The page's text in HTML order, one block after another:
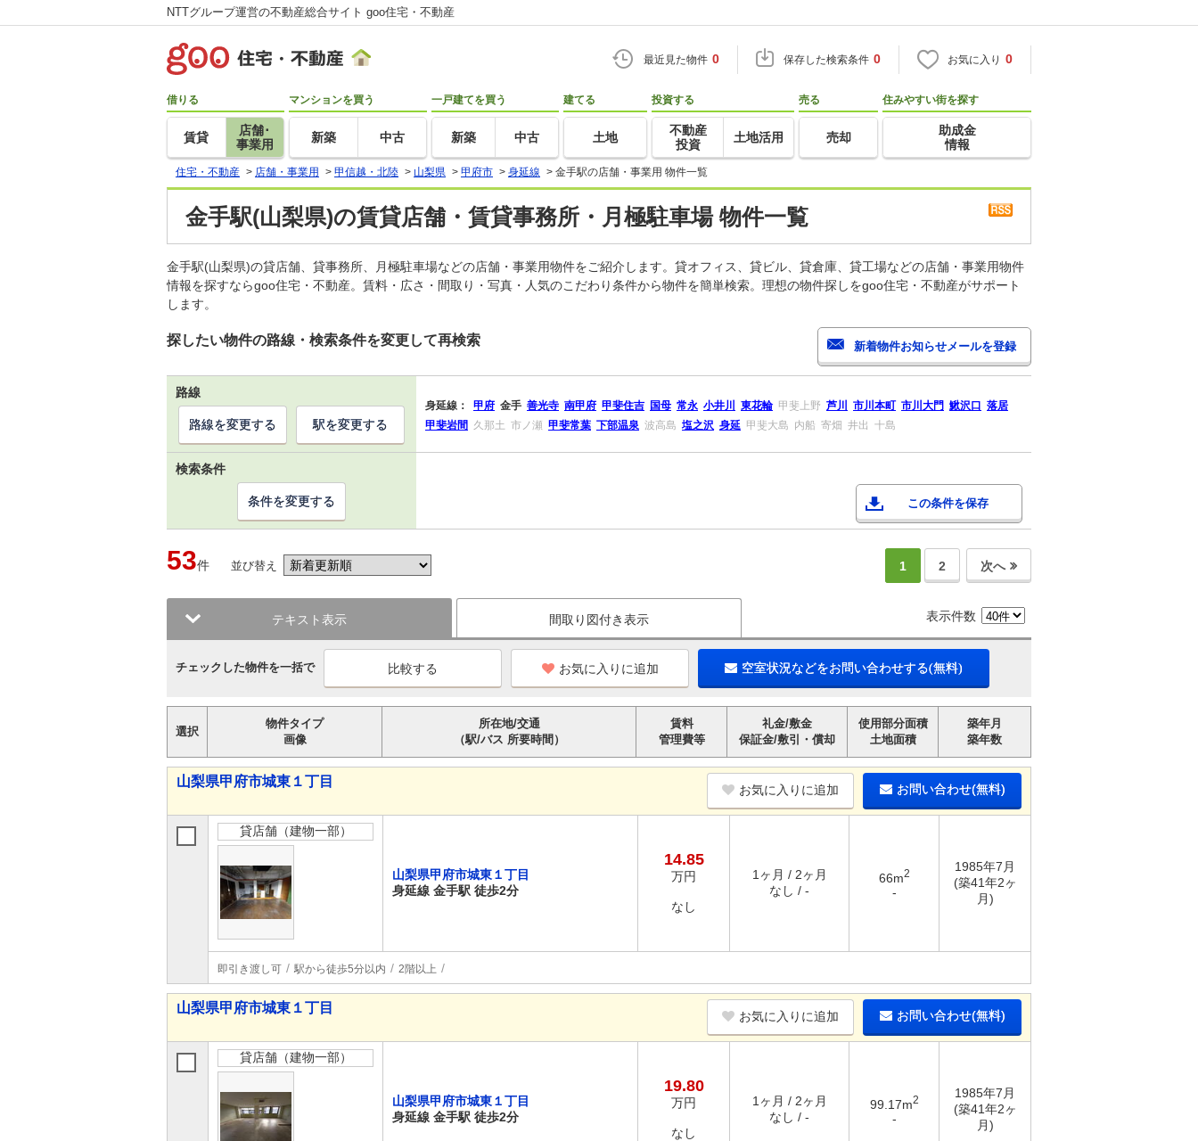
NTTグループ運営の不動産総合サイト goo住宅・不動産
最近見た物件 0 保存した検索条件 0 お気に入り 0
借りる
賃貸
店舗･
事業用
マンションを買う
新築 中古
一戸建てを買う
新築 中古
建てる
土地
投資する
不動産
投資
土地活用
売る
売却
住みやすい街を探す
助成金
情報
住宅・不動産 > 店舗・事業用 > 甲信越・北陸 > 山梨県 > 甲府市 > 身延線 > 金手駅の店舗・事業用 物件一覧
金手駅(山梨県)の賃貸店舗・賃貸事務所・月極駐車場 物件一覧
金手駅(山梨県)の貸店舗、貸事務所、月極駐車場などの店舗・事業用物件をご紹介します。貸オフィス、貸ビル、貸倉庫、貸工場などの店舗・事業用物件
情報を探すならgoo住宅・不動産。賃料・広さ・間取り・写真・人気のこだわり条件から物件を簡単検索。理想の物件探しをgoo住宅・不動産がサポート
します。
探したい物件の路線・検索条件を変更して再検索
路線
身延線： 甲府 金手 善光寺 南甲府 甲斐住吉 国母 常永 小井川 東花輪 甲斐上野 芦川 市川本町 市川大門 鰍沢口
落居
甲斐岩間 久那土 市ノ瀬 甲斐常葉 下部温泉 波高島 塩之沢 身延 甲斐大島 内船 寄畑 井出 十島
路線を変更する 駅を変更する
検索条件
この条件を保存
条件を変更する
53件 並び替え 1 2 次へ
テキスト表示 間取り図付き表示 表示件数
チェックした物件を一括で お気に入りに追加 空室状況などをお問い合わせする(無料)
選択
物件タイプ
画像
所在地/交通
（駅/バス 所要時間）
賃料
管理費等
礼金/敷金
保証金/敷引・償却
使用部分面積
土地面積
築年月
築年数
山梨県甲府市城東１丁目
お気に入りに追加 お問い合わせ(無料)
貸店舗（建物一部）
山梨県甲府市城東１丁目
身延線 金手駅 徒歩2分
14.85
万円
なし
1ヶ月 / 2ヶ月
なし / -
66m2
-
1985年7月
(築41年2ヶ
月)
即引き渡し可 駅から徒歩5分以内 2階以上
山梨県甲府市城東１丁目
お気に入りに追加 お問い合わせ(無料)
貸店舗（建物一部）
山梨県甲府市城東１丁目
身延線 金手駅 徒歩2分
19.80
万円
なし
1ヶ月 / 2ヶ月
なし / -
99.17m2
-
1985年7月
(築41年2ヶ
月)